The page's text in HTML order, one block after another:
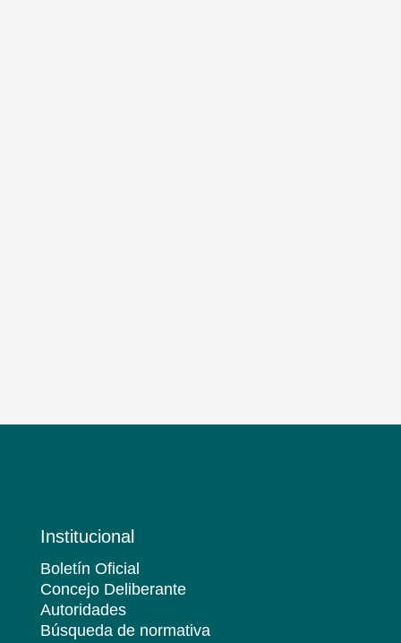
Institucional
Boletín Oficial
Concejo Deliberante
Autoridades
Búsqueda de normativa